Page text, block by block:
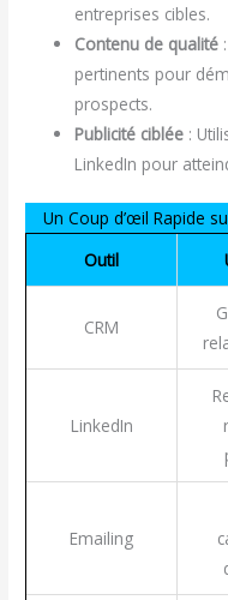
entreprises cibles.
Contenu de qualité
pertinents pour
prospects.
Publicité ciblée :
LinkedIn pour
Un Coup d’œil Rapide
Outil
CRM
LinkedIn
Emailing